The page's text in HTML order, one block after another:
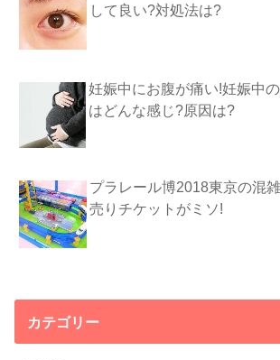
して良い?対処法は?
妊娠中にお腹が痛い!妊娠中
はどんな感じ?原因は?
プラレール博2018東京の混
売りチケットがミソ!
カテゴリー